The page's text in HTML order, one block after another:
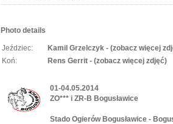
Photo details
Jeździec:
Kamil Grzelczyk - (zobacz więcej
Koń:
Rens Gerrit - (zobacz więcej zdjęć)
01-04.05.2014
ZO*** i ZR-B Bogusławice
Stado Ogierów Bogusławice -